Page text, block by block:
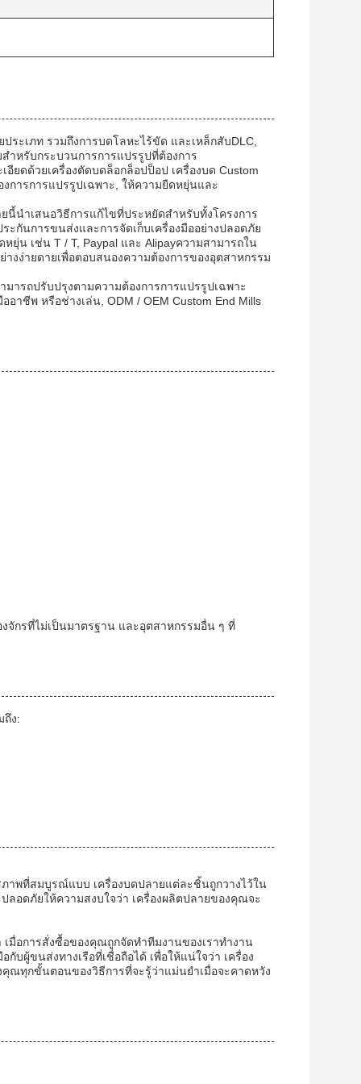
ระเภท รวมถึงการบดโลหะไร้ขัด และเหล็กสับDLC,
าหรับกระบวนการการแปรรูปที่ต้องการ
ยดด้วยเครื่องตัดบดล็อกล็อปป็อป เครื่องบด Custom
การการแปรรูปเฉพาะ, ให้ความยืดหยุ่นและ
นี้นําเสนอวิธีการแก้ไขที่ประหยัดสําหรับทั้งโครงการ
กันการขนส่งและการจัดเก็บเครื่องมืออย่างปลอดภัย
ยุ่น เช่น T / T, Paypal และ Alipayความสามารถใน
งง่ายดายเพื่อตอบสนองความต้องการของอุตสาหกรรม
ารถปรับปรุงตามความต้องการการแปรรูปเฉพาะ
าชีพ หรือช่างเล่น, ODM / OEM Custom End Mills
จักรที่ไม่เป็นมาตรฐาน และอุตสาหกรรมอื่น ๆ ที่
ถึง:
ภาพที่สมบูรณ์แบบ เครื่องบดปลายแต่ละชิ้นถูกวางไว้ใน
ลอดภัยให้ความสงบใจว่า เครื่องผลิตปลายของคุณจะ
เมื่อการสั่งซื้อของคุณถูกจัดทําทีมงานของเราทํางาน
บผู้ขนส่งทางเรือที่เชื่อถือได้ เพื่อให้แน่ใจว่า เครื่อง
ณทุกขั้นตอนของวิธีการที่จะรู้ว่าแม่นยําเมื่อจะคาดหวัง